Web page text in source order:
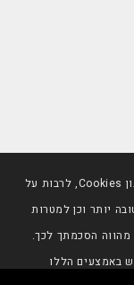
באתר זה נעשה שימוש בטכנולוגיות איסוף מידע כגון Cookies, לרבות על
יותר וכן למטרות
מהווה הסכמתך לכך.
באמצעים הללו